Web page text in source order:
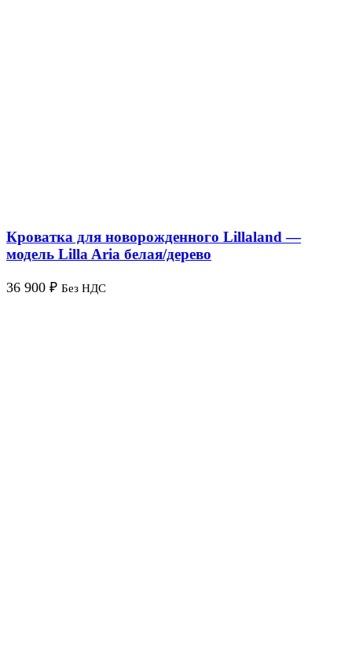
Кроватка для новорожденного Lillaland —
модель Lilla Aria белая/дерево
36 900 ₽ Без НДС